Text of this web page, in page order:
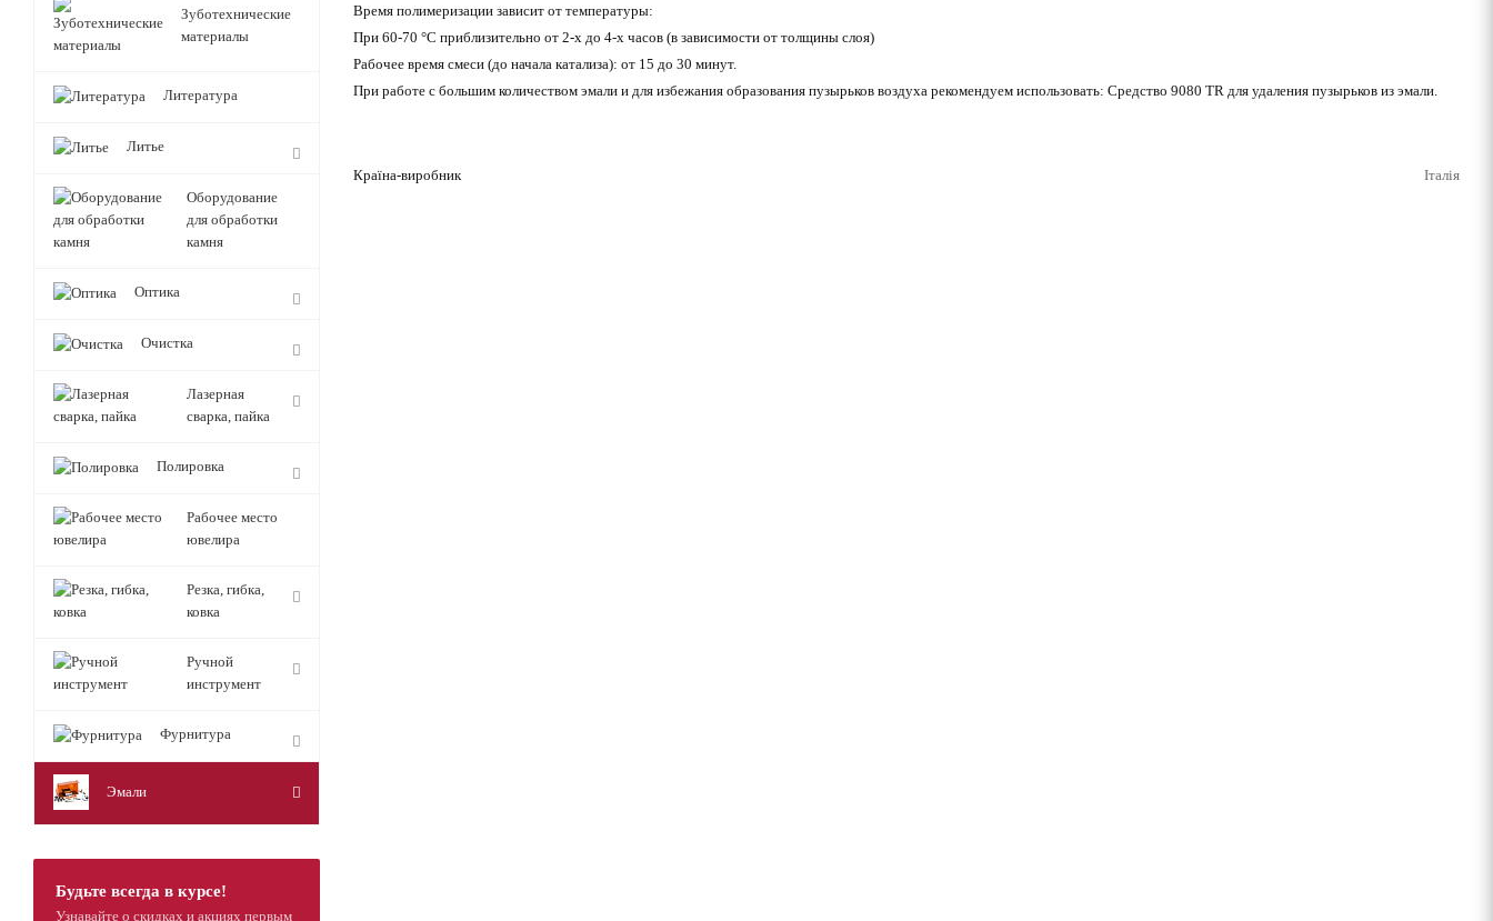
Время полимеризации зависит от температуры:
При 60-70 °C приблизительно от 2-х до 4-х часов (в зависимости от толщины слоя)
Рабочее время смеси (до начала катализа): от 15 до 30 минут.
При работе с большим количеством эмали и для избежания образования пузырьков воздуха рекомендуем использовать: Средство 9080 TR для удаления пузырьков из эмали.
Країна-виробник Італія
Зуботехнические
материалы
Литература
Литье
Оборудование
для обработки
камня
Оптика
Очистка
Лазерная
сварка, пайка
Полировка
Рабочее место
ювелира
Резка, гибка,
ковка
Ручной
инструмент
Фурнитура
Эмали
Будьте всегда в курсе!
Узнавайте о скидках и акциях первым